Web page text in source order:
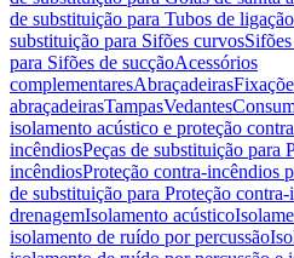
de substituição para Tubos de ligação
substituição para Sifões curvos
para Sifões de sucçãoAcessórios
complementaresAbraçadeiras
abraçadeirasTampasVedantes
isolamento acústico e proteção
incêndiosPeças de substituição para
incêndiosProteção contra-incêndios
de substituição para Proteção
drenagemIsolamento acústico
isolamento de ruído por percussão